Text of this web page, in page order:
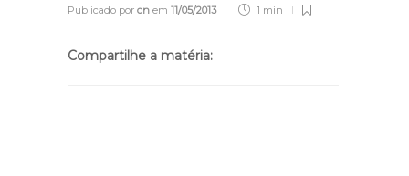
Publicado por cn em 11/05/2013 1 min
Compartilhe a matéria: